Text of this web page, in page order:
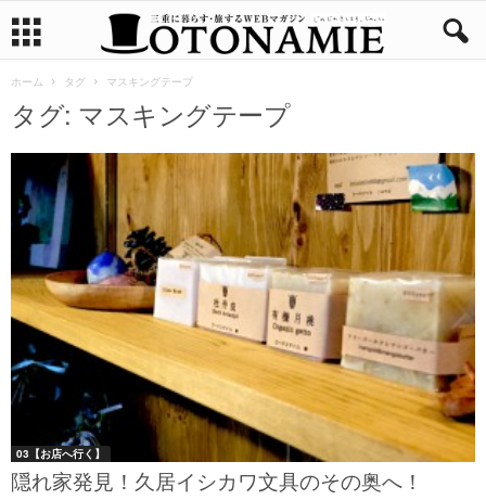
ホーム タグ マスキングテープ
タグ: マスキングテープ
03【お店へ行く】
隠れ家発見！久居イシカワ文具のその奥へ！